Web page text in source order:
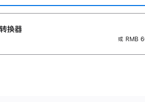
换器
或 RMB